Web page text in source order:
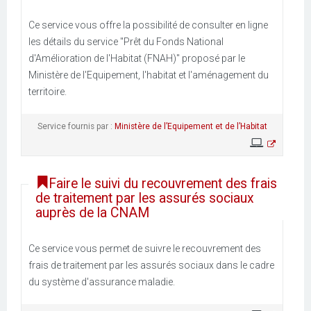
Ce service vous offre la possibilité de consulter en ligne
les détails du service "Prêt du Fonds National
d'Amélioration de l'Habitat (FNAH)" proposé par le
Ministère de l'Equipement, l'habitat et l'aménagement du
territoire.
Service fournis par : Ministère de l’Equipement et de l’Habitat
Faire le suivi du recouvrement des frais
de traitement par les assurés sociaux
auprès de la CNAM
Ce service vous permet de suivre le recouvrement des
frais de traitement par les assurés sociaux dans le cadre
du système d'assurance maladie.